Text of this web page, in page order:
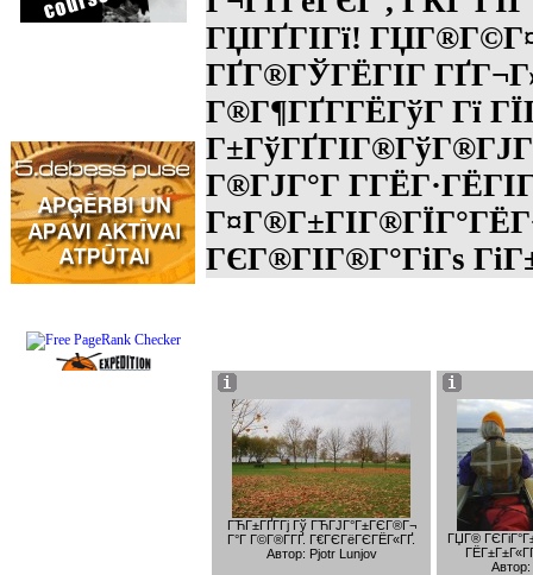
ГЏГҐГІГї!
ГҐГ®ГЎГЁГІГ
Г®Г¶ГҐГ­ГЁГўГ Гї
Г®ГЈГ°Г
ГЄГ®ГІГ®Г°ГіГѕ
ГЋГ±ГҐГ­Гј Гў ГЋГЈГ°Г±ГЄГ®Г¬
Г°Г Г©Г®Г­ГҐ. Г€ГЄГёГЄГЁГ«ГҐ.
Автор: Pjotr Lunjov
ГЏГ®